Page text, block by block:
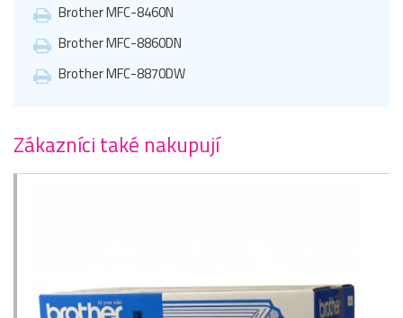
Brother MFC-8460N
Brother MFC-8860DN
Brother MFC-8870DW
Zákazníci také nakupují